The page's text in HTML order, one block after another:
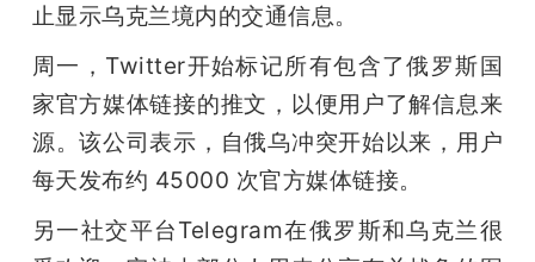
止显示乌克兰境内的交通信息。
周一，Twitter开始标记所有包含了俄罗斯国
家官方媒体链接的推文，以便用户了解信息来
源。该公司表示，自俄乌冲突开始以来，用户
每天发布约 45000 次官方媒体链接。
另一社交平台Telegram在俄罗斯和乌克兰很